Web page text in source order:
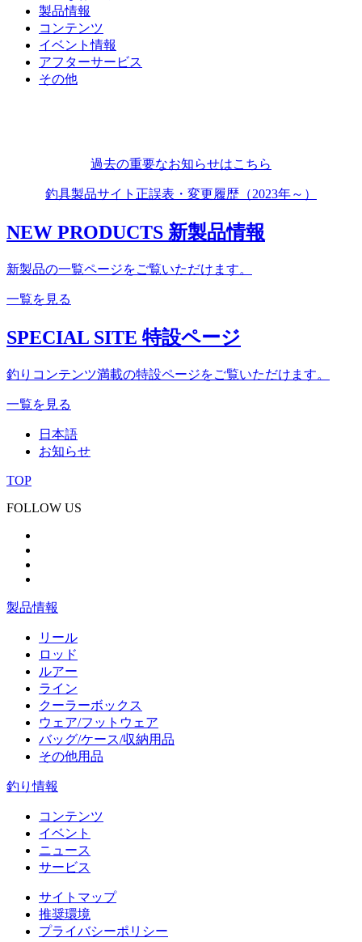
製品情報
コンテンツ
イベント情報
アフターサービス
その他
過去の重要なお知らせはこちら
釣具製品サイト正誤表・変更履歴（2023年～）
NEW PRODUCTS 新製品情報
新製品の一覧ページをご覧いただけます。
一覧を見る
SPECIAL SITE 特設ページ
釣りコンテンツ満載の特設ページをご覧いただけます。
一覧を見る
日本語
お知らせ
TOP
FOLLOW US
製品情報
リール
ロッド
ルアー
ライン
クーラーボックス
ウェア/フットウェア
バッグ/ケース/収納用品
その他用品
釣り情報
コンテンツ
イベント
ニュース
サービス
サイトマップ
推奨環境
プライバシーポリシー